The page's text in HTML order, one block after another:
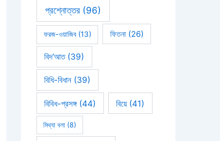
প্রশ্নোত্তর(96)
ফরজ-ওয়াজিব(13) ফিতনা(26)
বিদ’আত(39)
বিধি-বিধান (39)
বিবিধ-প্রসঙ্গ(44) বিয়ে(41)
মিথ্যা বলা(8)